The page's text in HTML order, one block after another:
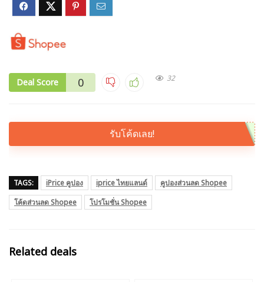
Deal Score 0 32
รับโค้ดเลย!
TAGS: iPrice คูปอง iprice ไทยแลนด์
คูปองส่วนลด Shopee
โค้ดส่วนลด Shopee
โปรโมชั่น Shopee
Related deals